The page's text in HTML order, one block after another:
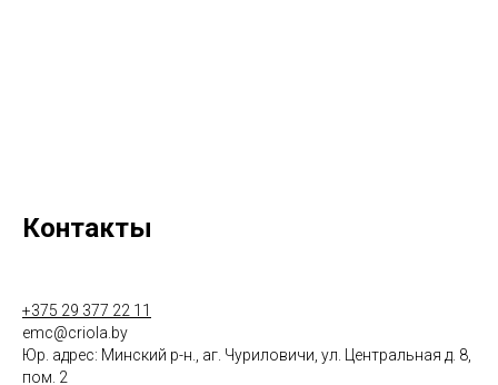
Контакты
+375 29 377 22 11
emc@criola.by
Юр. адрес: Минский р-н., аг. Чуриловичи, ул. Центральная д. 8,
пом. 2